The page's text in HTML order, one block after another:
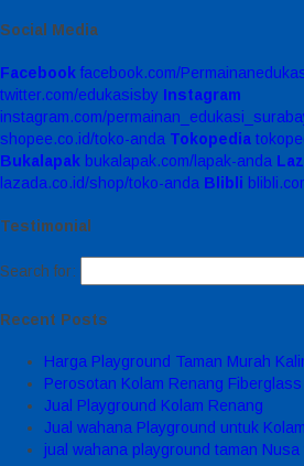
Social Media
Facebook facebook.com/
twitter.com/edukasisby Instagram
instagram.com/
shopee.co.id/toko-anda Tokopedia
Bukalapak bukalapak.com/lapak-anda
lazada.co.id/shop/toko-anda Blibli
Testimonial
Search for:
Recent Posts
Harga Playground Taman Murah
Perosotan Kolam Renang Fiberglass
Jual Playground Kolam Renang
Jual wahana Playground untuk
jual wahana playground taman